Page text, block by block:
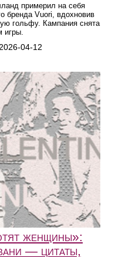
примерил на себя
бренда Vuori, вдохновив
гольфу. Кампания снята
игры.
04-12
женщины»:
— цитаты,